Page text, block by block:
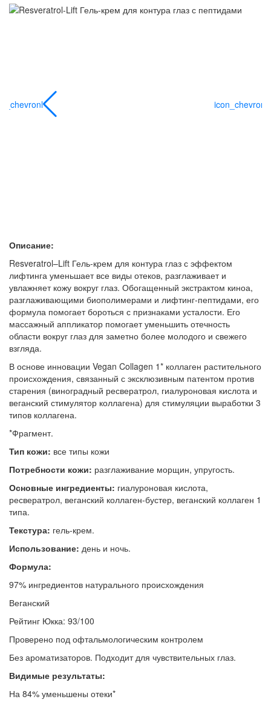
icon_chevronl
Описание:
Resveratrol–Lift Гель-крем для контура глаз с эффектом
лифтинга уменьшает все виды отеков, разглаживает и
увлажняет кожу вокруг глаз. Обогащенный экстрактом киноа,
разглаживающими биополимерами и лифтинг-пептидами, его
формула помогает бороться с признаками усталости. Его
массажный аппликатор помогает уменьшить отечность
области вокруг глаз для заметно более молодого и свежего
взгляда.
В основе инновации Vegan Collagen 1* коллаген растительного
происхождения, связанный с эксклюзивным патентом против
старения (виноградный ресвератрол, гиалуроновая кислота и
веганский стимулятор коллагена) для стимуляции выработки 3
типов коллагена.
*Фрагмент.
Тип кожи: все типы кожи
Потребности кожи: разглаживание морщин, упругость.
Основные ингредиенты: гиалуроновая кислота,
ресвератрол, веганский коллаген-бустер, веганский коллаген 1
типа.
Текстура: гель-крем.
Использование: день и ночь.
Формула:
97% ингредиентов натурального происхождения
Веганский
Рейтинг Юкка: 93/100
Проверено под офтальмологическим контролем
Без ароматизаторов. Подходит для чувствительных глаз.
Видимые результаты:
На 84% уменьшены отеки*